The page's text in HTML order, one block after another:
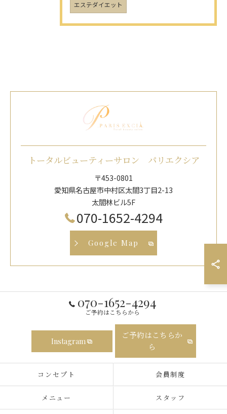
エステダイエット
トータルビューティーサロン パリエクシア
〒453-0801
愛知県名古屋市中村区太閤3丁目2-13
太閤林ビル5F
070-1652-4294
Google Map
070-1652-4294
ご予約はこちらから
Instagram
ご予約はこちらか
ら
コンセプト 会員制度
メニュー スタッフ